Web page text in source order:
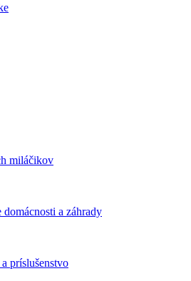
miláčikov
a záhrady
príslušenstvo